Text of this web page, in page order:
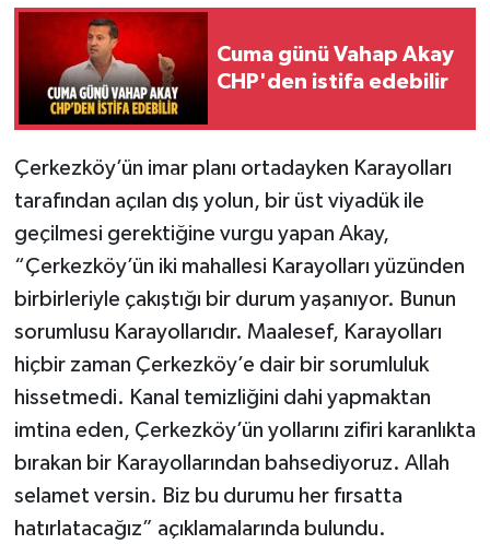
Cuma günü Vahap Akay
CHP'den istifa edebilir
Çerkezköy’ün imar planı ortadayken Karayolları
tarafından açılan dış yolun, bir üst viyadük ile
geçilmesi gerektiğine vurgu yapan Akay,
“Çerkezköy’ün iki mahallesi Karayolları yüzünden
birbirleriyle çakıştığı bir durum yaşanıyor. Bunun
sorumlusu Karayollarıdır. Maalesef, Karayolları
hiçbir zaman Çerkezköy’e dair bir sorumluluk
hissetmedi. Kanal temizliğini dahi yapmaktan
imtina eden, Çerkezköy’ün yollarını zifiri karanlıkta
bırakan bir Karayollarından bahsediyoruz. Allah
selamet versin. Biz bu durumu her fırsatta
hatırlatacağız” açıklamalarında bulundu.